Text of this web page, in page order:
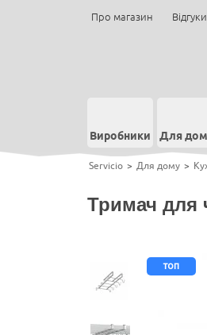
Про магазин Відгуки
Виробники Для
Servicio > Для дому >
Тримач для
топ